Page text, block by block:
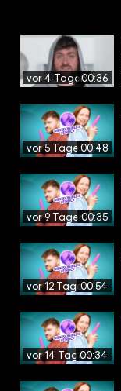
vor 4 Tagen00:36
vor 5 Tagen00:48
vor 9 Tagen00:35
vor 12 Tagen00:54
vor 14 Tagen00:34